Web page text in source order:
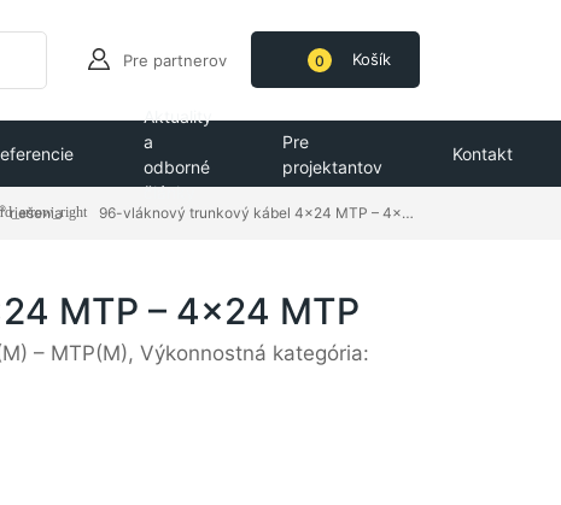
Pre partnerov 0 Košík
Aktuality
a
odborné
články
Pre
projektantov
Kontakt
®​ riešenia 96-vláknový trunkový kábel 4x24 MTP – 4x24 MTP
MTP – 4x24 MTP
– MTP(M), Výkonnostná kategória: